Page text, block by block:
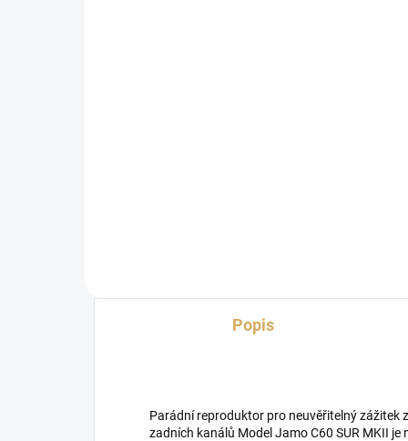
Popis
Parádní reproduktor pro neuvěřitelný zážitek
zadních kanálů Model Jamo C60 SUR MKII